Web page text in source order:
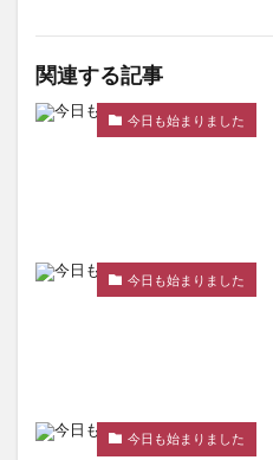
関連する記事
今日も始まりました
今日も始まりました
今日も始まりました